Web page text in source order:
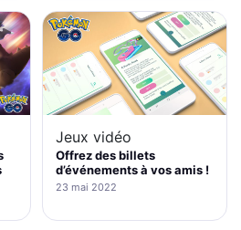
Jeux vidéo
Offrez des billets
d’événements à vos amis !
23 mai 2022